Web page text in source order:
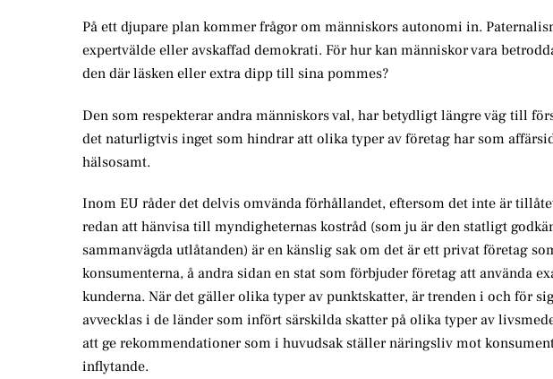
På ett djupare plan kommer frågor om människors autonomi in.
expertvälde eller avskaffad demokrati. För hur kan människor vara
den där läsken eller extra dipp till sina pommes?
Den som respekterar andra människors val, har betydligt längre väg till
det naturligtvis inget som hindrar att olika typer av företag har som
hälsosamt.
Inom EU råder det delvis omvända förhållandet, eftersom det inte är
redan att hänvisa till myndigheternas kostråd (som ju är den statligt
sammanvägda utlåtanden) är en känslig sak om det är ett privat företag
konsumenterna, å andra sidan en stat som förbjuder företag att använda
kunderna. När det gäller olika typer av punktskatter, är trenden i och för
avvecklas i de länder som infört särskilda skatter på olika typer av
att ge rekommendationer som i huvudsak ställer näringsliv mot
inflytande.